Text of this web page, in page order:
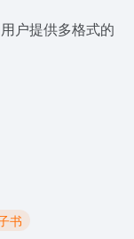
户提供多格式的
书